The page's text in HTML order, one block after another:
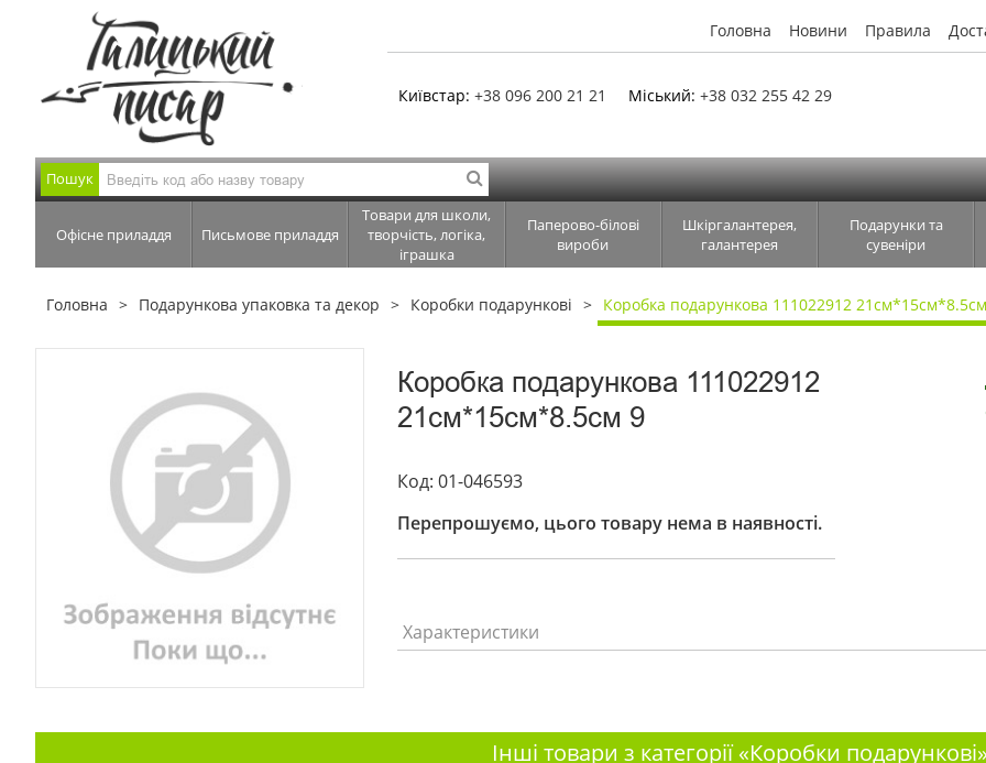
Головна Новини Правила
Київстар: +38 096 200 21 21 Міський: +38 032 255 42 29
Пошук
Офісне приладдя Письмове приладдя
Товари для школи,
творчість, логіка,
іграшка
Паперово-білові
вироби
Шкіргалантерея,
галантерея
Подарунки та
сувеніри
Головна Подарункова упаковка та декор Коробки подарункові Коробка подарункова 111022912
Коробка подарункова 111022912
21см*15см*8.5см 9
Код: 01-046593
Перепрошуємо, цього товару нема в наявності.
Характеристики
Інші товари з категорії «Коробки